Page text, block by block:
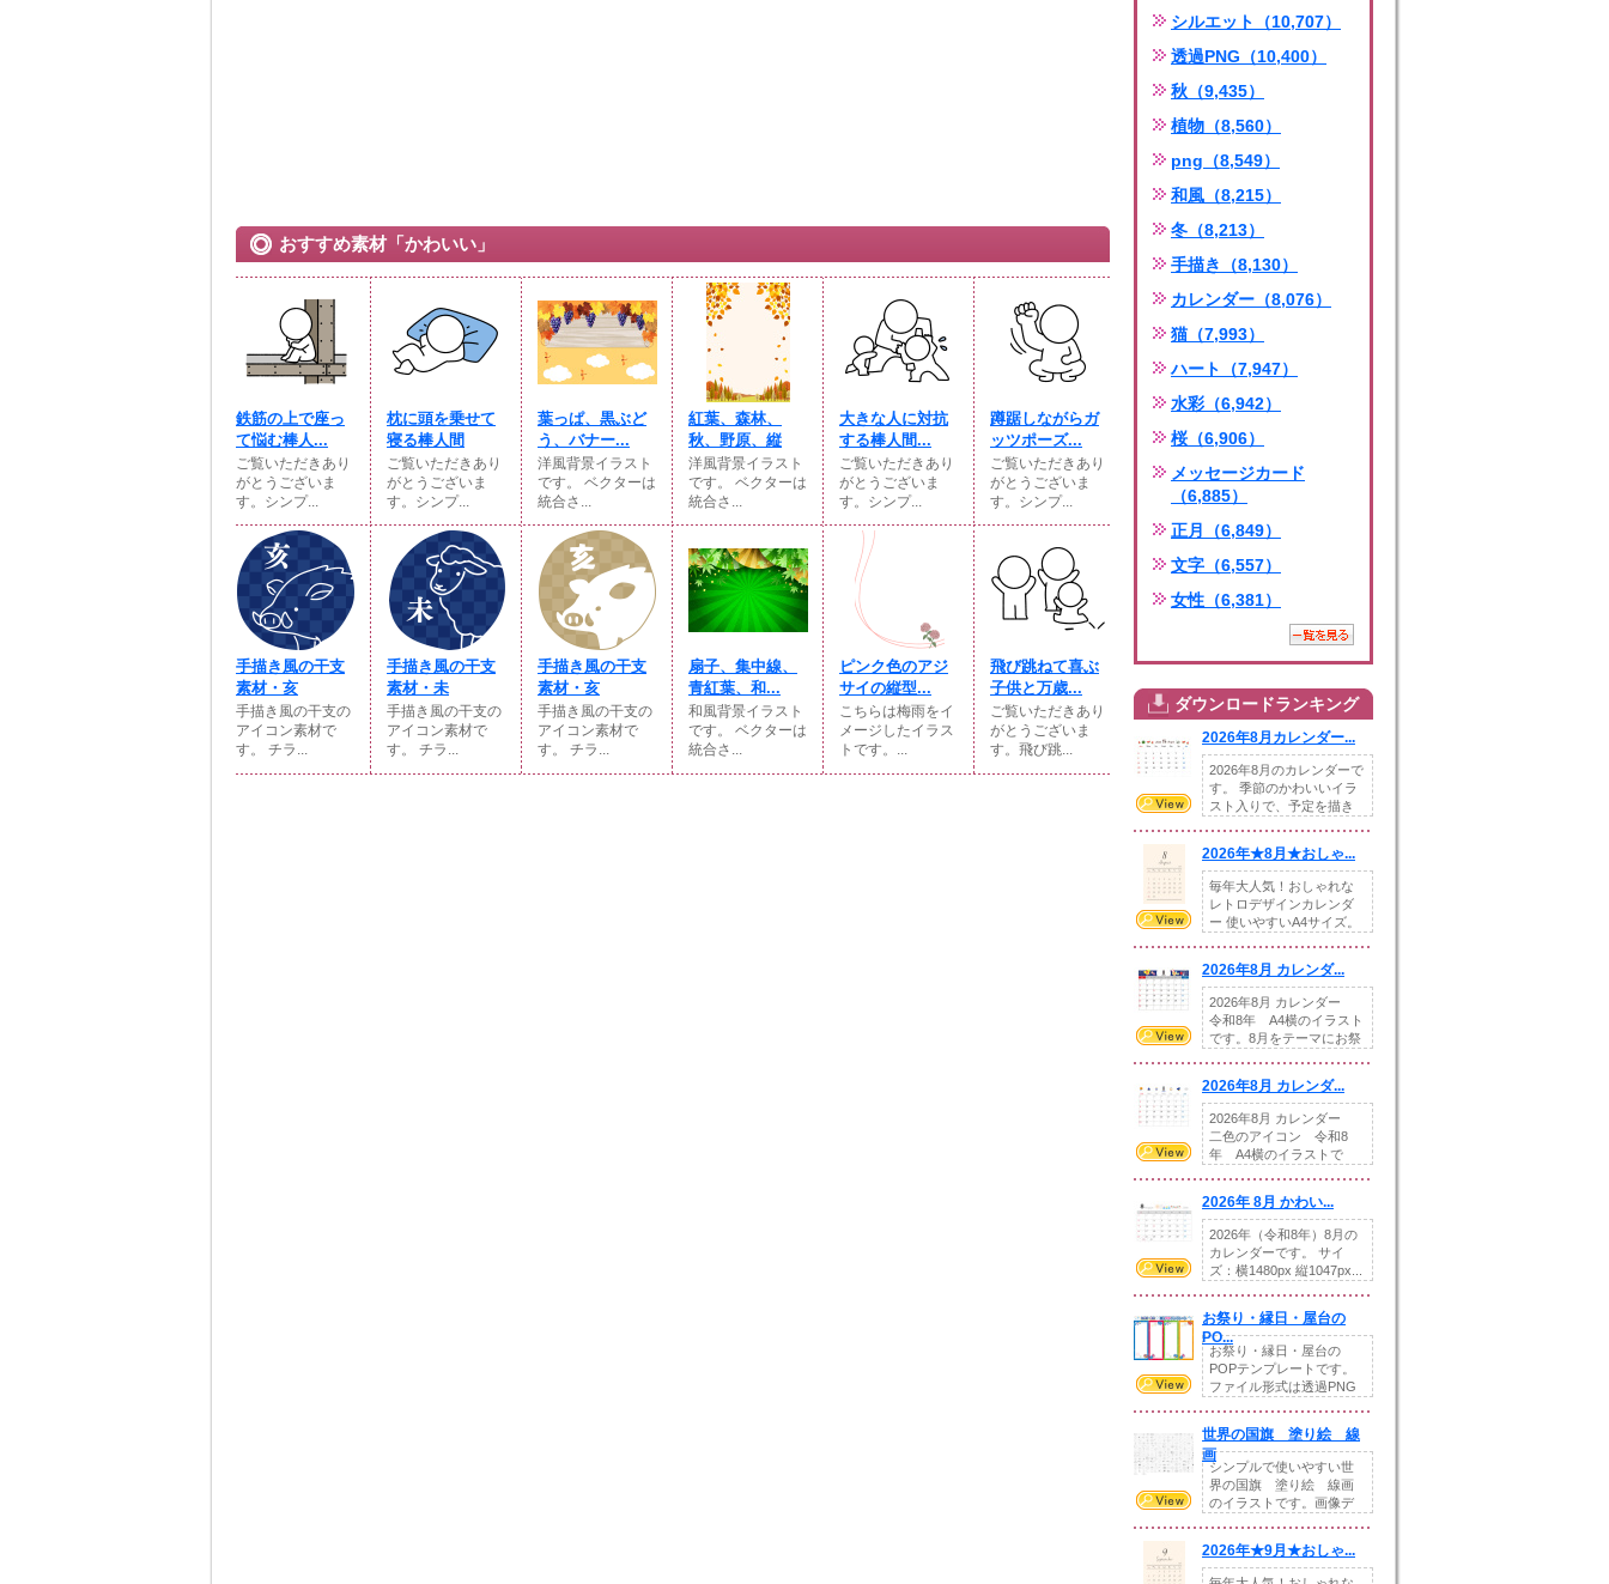
おすすめ素材「かわいい」
鉄筋の上で座っ
て悩む棒人...
ご覧いただきあり
がとうございま
す。シンプ...
枕に頭を乗せて
寝る棒人間
ご覧いただきあり
がとうございま
す。シンプ...
葉っぱ、黒ぶど
う、バナー...
洋風背景イラスト
です。 ベクターは
統合さ...
紅葉、森林、
秋、野原、縦
洋風背景イラスト
です。 ベクターは
統合さ...
大きな人に対抗
する棒人間...
ご覧いただきあり
がとうございま
す。シンプ...
蹲踞しながらガ
ッツポーズ...
ご覧いただきあり
がとうございま
す。シンプ...
手描き風の干支
素材・亥
手描き風の干支の
アイコン素材で
す。 チラ...
手描き風の干支
素材・未
手描き風の干支の
アイコン素材で
す。 チラ...
手描き風の干支
素材・亥
手描き風の干支の
アイコン素材で
す。 チラ...
扇子、集中線、
青紅葉、和...
和風背景イラスト
です。 ベクターは
統合さ...
ピンク色のアジ
サイの縦型...
こちらは梅雨をイ
メージしたイラス
トです。...
飛び跳ねて喜ぶ
子供と万歳...
ご覧いただきあり
がとうございま
す。飛び跳...
シルエット（10,707）
透過PNG（10,400）
秋（9,435）
植物（8,560）
png（8,549）
和風（8,215）
冬（8,213）
手描き（8,130）
カレンダー（8,076）
猫（7,993）
ハート（7,947）
水彩（6,942）
桜（6,906）
メッセージカード
（6,885）
正月（6,849）
文字（6,557）
女性（6,381）
ダウンロードランキング
2026年8月カレンダー...
2026年8月のカレンダーで
す。 季節のかわいいイラ
スト入りで、予定を描き
2026年★8月★おしゃ...
毎年大人気！おしゃれな
レトロデザインカレンダ
ー 使いやすいA4サイズ。
2026年8月 カレンダ...
2026年8月 カレンダー
令和8年 A4横のイラスト
です。8月をテーマにお祭
2026年8月 カレンダ...
2026年8月 カレンダー
二色のアイコン 令和8
年 A4横のイラストで
2026年 8月 かわい...
2026年（令和8年）8月の
カレンダーです。 サイ
ズ：横1480px 縦1047px...
お祭り・縁日・屋台の
PO...
お祭り・縁日・屋台の
POPテンプレートです。
ファイル形式は透過PNG
世界の国旗 塗り絵 線
画
シンプルで使いやすい世
界の国旗 塗り絵 線画
のイラストです。画像デ
2026年★9月★おしゃ...